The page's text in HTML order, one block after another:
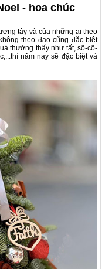
- hoa chúc
tây và của những ai theo
theo đạo cũng đặc biệt
thường thấy như tất, sô-cô-
năm nay sẽ đặc biệt và